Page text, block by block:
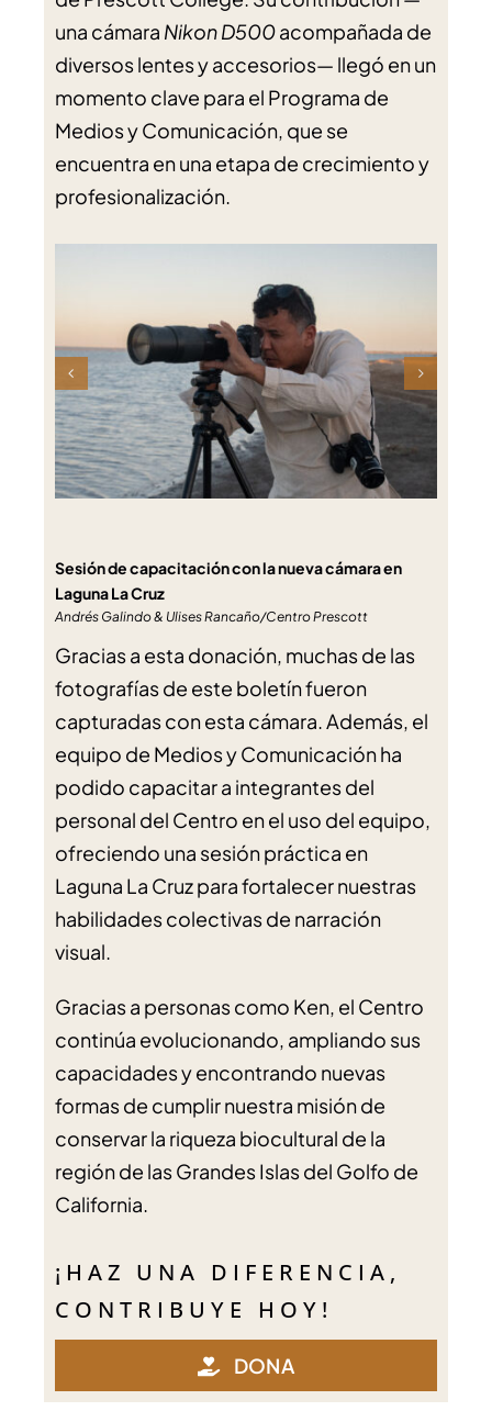
una cámara Nikon D500acompañada de
diversos lentes y accesorios— llegó en un
momento clave para el Programa de
Medios y Comunicación, que se
encuentra en una etapa de crecimiento y
profesionalización.
Sesión de capacitación con la nueva cámara en
Laguna La Cruz
Andrés Galindo & Ulises Rancaño/Centro Prescott
Gracias a esta donación, muchas de las
fotografías de este boletín fueron
capturadas con esta cámara. Además, el
equipo de Medios y Comunicación ha
podido capacitar a integrantes del
personal del Centro en el uso del equipo,
ofreciendo una sesión práctica en
Laguna La Cruz para fortalecer nuestras
habilidades colectivas de narración
visual.
Gracias a personas como Ken, el Centro
continúa evolucionando, ampliando sus
capacidades y encontrando nuevas
formas de cumplir nuestra misión de
conservar la riqueza biocultural de la
región de las Grandes Islas del Golfo de
California.
¡HAZ UNA DIFERENCIA,
CONTRIBUYE HOY!
DONA